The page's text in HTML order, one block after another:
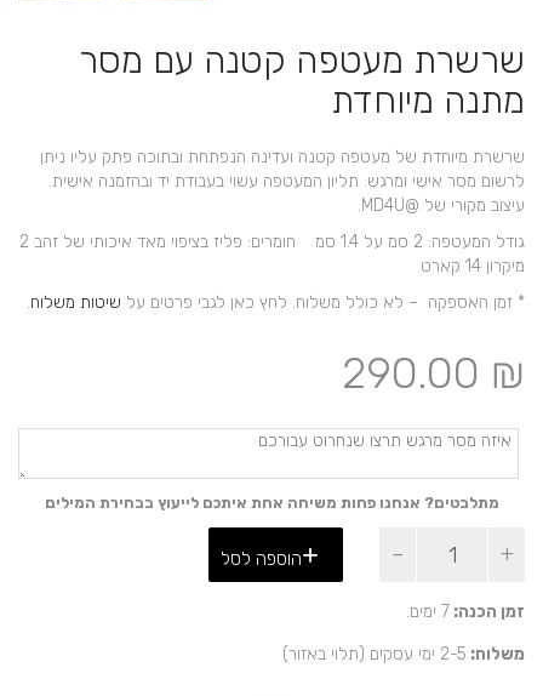
שרשרת מעטפה קטנה עם מסר
מתנה מיוחדת
שרשרת מיוחדת של מעטפה קטנה ועדינה הנפתחת ובתוכה פתק עליו ניתן
לרשום מסר אישי ומרגש. תליון המעטפה עשוי בעבודת יד ובהזמנה אישית.
עיצוב מקורי של @MD4U.
גודל המעטפה: 2 סמ על 1.4 סמ חומרים: פליז בציפוי מאד איכותי של זהב 2
מיקרון 14 קארט
* זמן האספקה – לא כולל משלוח. לחץ כאן לגבי פרטים על שיטות משלוח.
290.00 ₪
מתלבטים? אנחנו פחות משיחה אחת איתכם לייעוץ בבחירת המילים
של
מעטפה
עם
הוספה לסל
זמן הכנה: 7 ימים.
משלוח: 2-5 ימי עסקים (תלוי באזור)